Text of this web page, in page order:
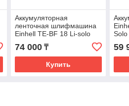
Аккумуляторная
ленточная шлифмашина
Einhell TE-BF 18 Li-solo
74 000₸
Купить
59